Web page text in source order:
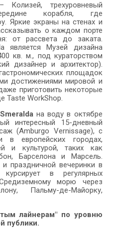
трехуровневый
корабля, где
Яркие экраны на стенах и
о каждом порте
от рассвета до заката.
является Музей дизайна
кв. м., под кураторством
дизайнер и архитектор).
площадок
достижениями мировой и
приготовить некоторые
Taste WorkShop.
на воду в октябре
интересный 15-дневный
(Amburgo Vernissage), с
в европейских городах,
и культурой, таких как
Барселона и Марсель.
праздничной вечеринки в
в регулярных
морю через
Пальму-де-Майорку,
лайнерам" по уровню
публики.